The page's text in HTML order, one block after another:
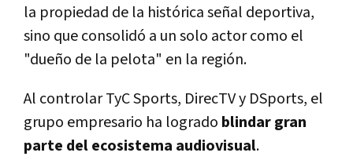
la propiedad de la histórica señal deportiva,
sino que consolidó a un solo actor como el
"dueño de la pelota" en la región.
Al controlar TyC Sports, DirecTV y DSports, el
grupo empresario ha logrado blindar gran
parte del ecosistema audiovisual.